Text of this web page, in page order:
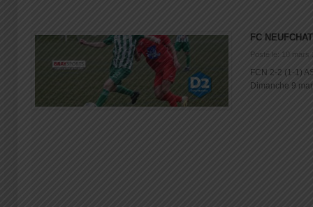
FC
Posté le: 10 mars
FCN 2-2 (1-1)
Dimanche 9